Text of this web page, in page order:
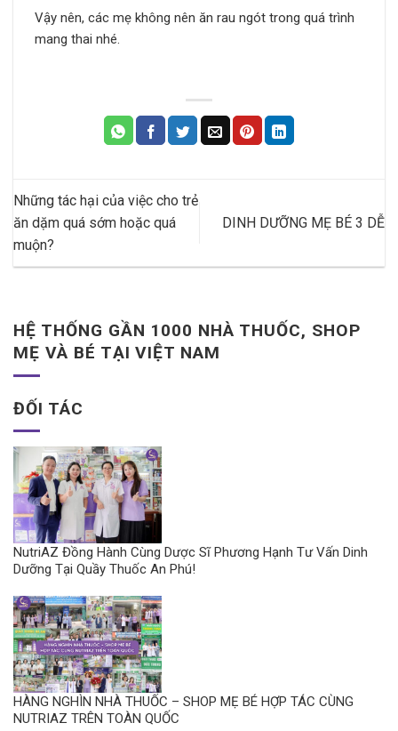
Vậy nên, các mẹ không nên ăn rau ngót trong quá trình
mang thai nhé.
Những tác hại của việc cho trẻ
ăn dặm quá sớm hoặc quá
muộn?
DINH DƯỠNG MẸ BÉ 3 DỄ
HỆ THỐNG GẦN 1000 NHÀ THUỐC, SHOP
MẸ VÀ BÉ TẠI VIỆT NAM
ĐỐI TÁC
NutriAZ Đồng Hành Cùng Dược Sĩ Phương Hạnh Tư Vấn Dinh
Dưỡng Tại Quầy Thuốc An Phú!
HÀNG NGHÌN NHÀ THUỐC – SHOP MẸ BÉ HỢP TÁC CÙNG
NUTRIAZ TRÊN TOÀN QUỐC